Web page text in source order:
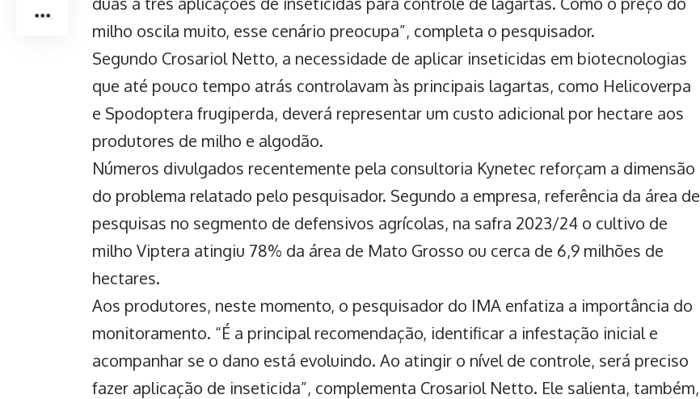
milho oscila muito, esse cenário preocupa”, completa o pesquisador.
Segundo Crosariol Netto, a necessidade de aplicar inseticidas em biotecnologias
que até pouco tempo atrás controlavam às principais lagartas, como Helicoverpa
e Spodoptera frugiperda, deverá representar um custo adicional por hectare aos
produtores de milho e algodão.
Números divulgados recentemente pela consultoria Kynetec reforçam a dimensão
do problema relatado pelo pesquisador. Segundo a empresa, referência da área de
pesquisas no segmento de defensivos agrícolas, na safra 2023/24 o cultivo de
milho Viptera atingiu 78% da área de Mato Grosso ou cerca de 6,9 milhões de
hectares.
Aos produtores, neste momento, o pesquisador do IMA enfatiza a importância do
monitoramento. “É a principal recomendação, identificar a infestação inicial e
acompanhar se o dano está evoluindo. Ao atingir o nível de controle, será preciso
fazer aplicação de inseticida”, complementa Crosariol Netto. Ele salienta, também,